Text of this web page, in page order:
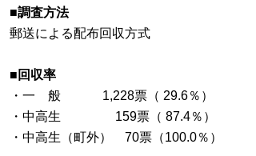
■調査方法
郵送による配布回収方式
■回収率
・一 般 1,228票（ 29.6％）
・中高生 159票（ 87.4％）
・中高生（町外） 70票（100.0％）